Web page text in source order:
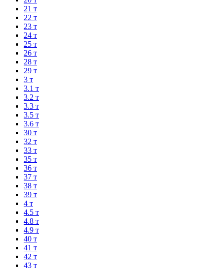
21 т
22 т
23 т
24 т
25 т
26 т
28 т
29 т
3 т
3.1 т
3.2 т
3.3 т
3.5 т
3.6 т
30 т
32 т
33 т
35 т
36 т
37 т
38 т
39 т
4 т
4.5 т
4.8 т
4.9 т
40 т
41 т
42 т
43 т